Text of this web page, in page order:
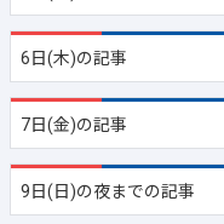
6日(木)の記事
7日(金)の記事
9日(日)の夜までの記事